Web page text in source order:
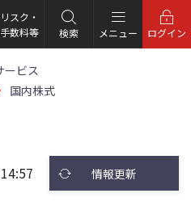
リスク・
手数料等
検索 メニュー ログイン
ービス
国内株式
情報更新